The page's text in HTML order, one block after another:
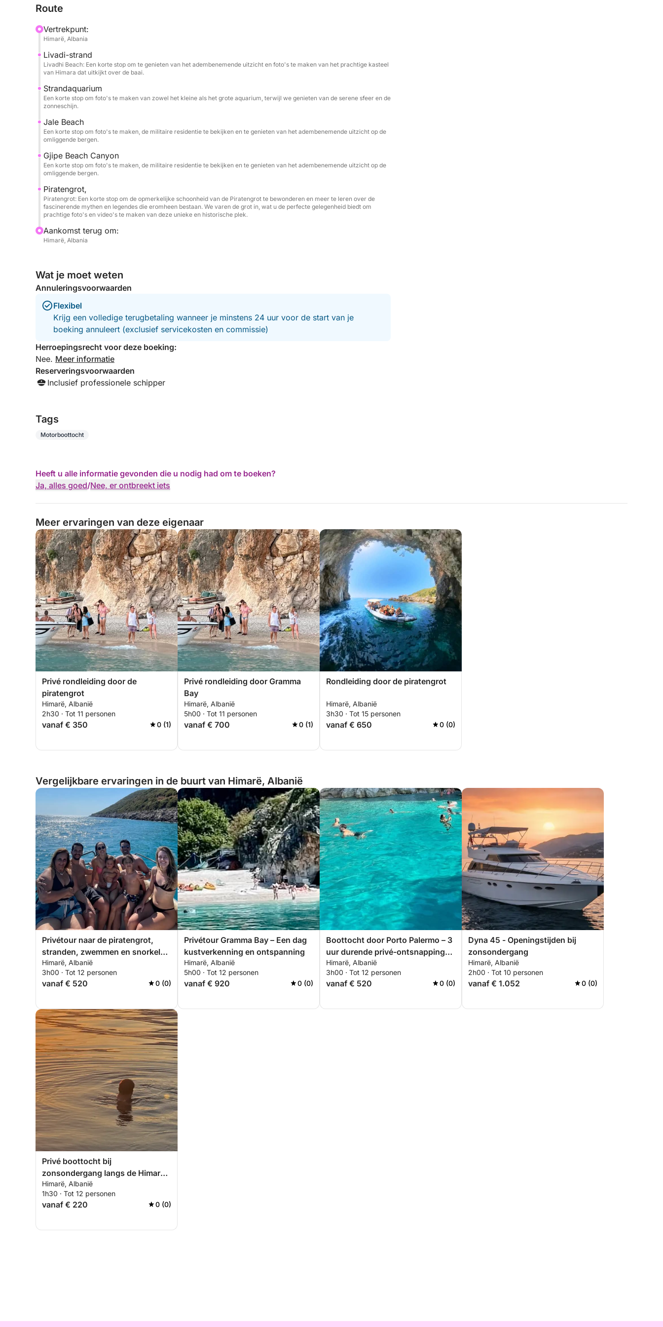
licht van de ondergaande zon zachtjes over het water reflecteert en een bijna dromerig tafereel
Naar het zuiden gaat de reis verder richting Porto Palermo, langs het historische kasteel Ali
Pasha, waar het landschap bij schemering nog indrukwekkender wordt en een onvergetelijke
achtergrond vormt voor de avond.
Met een kalme zee, frisse lucht en spectaculaire uitzichten in alle richtingen is deze
zonsondergangtour perfect voor stellen die op zoek zijn naar een romantische ervaring, maar
Route
Vertrekpunt:
Himarë, Albania
Livadi-strand
Livadhi Beach: Een korte stop om te genieten van het adembenemende uitzicht en foto's te maken van het prachtige kasteel
van Himara dat uitkijkt over de baai.
Strandaquarium
Een korte stop om foto's te maken van zowel het kleine als het grote aquarium, terwijl we genieten van de serene sfeer en de
zonneschijn.
Jale Beach
Een korte stop om foto's te maken, de militaire residentie te bekijken en te genieten van het adembenemende uitzicht op de
omliggende bergen.
Gjipe Beach Canyon
Een korte stop om foto's te maken, de militaire residentie te bekijken en te genieten van het adembenemende uitzicht op de
omliggende bergen.
Piratengrot,
Piratengrot: Een korte stop om de opmerkelijke schoonheid van de Piratengrot te bewonderen en meer te leren over de
fascinerende mythen en legendes die eromheen bestaan. We varen de grot in, wat u de perfecte gelegenheid biedt om
prachtige foto's en video's te maken van deze unieke en historische plek.
Aankomst terug om:
Himarë, Albania
Wat je moet weten
Annuleringsvoorwaarden
Flexibel
Krijg een volledige terugbetaling wanneer je minstens 24 uur voor de start van je
boeking annuleert (exclusief servicekosten en commissie)
Herroepingsrecht voor deze boeking:
Nee. Meer informatie
Reserveringsvoorwaarden
Inclusief professionele schipper
Tags
Motorboottocht
Heeft u alle informatie gevonden die u nodig had om te boeken?
Ja, alles goed/Nee, er ontbreekt iets
Meer ervaringen van deze eigenaar
Privé rondleiding door de
piratengrot
Himarë, Albanië
2h30 · Tot 11 personen
vanaf € 350 0 (1)
Privé rondleiding door Gramma
Bay
Himarë, Albanië
5h00 · Tot 11 personen
vanaf € 700 0 (1)
Rondleiding door de piratengrot
Himarë, Albanië
3h30 · Tot 15 personen
vanaf € 650 0 (0)
Vergelijkbare ervaringen in de buurt van Himarë, Albanië
Privétour naar de piratengrot,
stranden, zwemmen en snorkelen
– Exclusieve tour van 3 uur
Himarë, Albanië
3h00 · Tot 12 personen
vanaf € 520 0 (0)
Privétour Gramma Bay – Een dag
kustverkenning en ontspanning
Himarë, Albanië
5h00 · Tot 12 personen
vanaf € 920 0 (0)
Boottocht door Porto Palermo – 3
uur durende privé-ontsnapping
langs verborgen pareltjes en
kustgeschiedenis
Himarë, Albanië
3h00 · Tot 12 personen
vanaf € 520 0 (0)
Dyna 45 - Openingstijden bij
zonsondergang
Himarë, Albanië
2h00 · Tot 10 personen
vanaf € 1.052 0 (0)
Privé boottocht bij
zonsondergang langs de Himara-
kust.
Himarë, Albanië
1h30 · Tot 12 personen
vanaf € 220 0 (0)